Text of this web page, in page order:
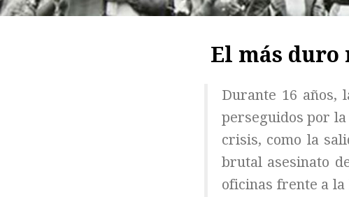
El más duro
Durante 16 años,
perseguidos por
crisis, como la
brutal asesinato
oficinas frente a la